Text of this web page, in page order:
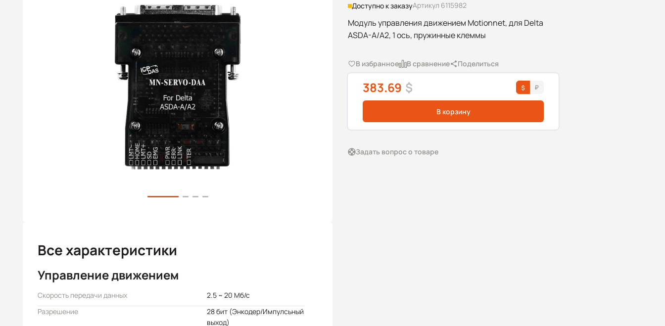
Доступно к заказуАртикул 6115982
Модуль управления движением Motionnet, для Delta
ASDA-A/A2, 1 ось, пружинные клеммы
В избранное В сравнение Поделиться
383.69 $
В корзину
Задать вопрос о товаре
Все характеристики
Управление движением
Скорость передачи данных
2.5 ~ 20 Мб/с
Разрешение
28 бит (Энкодер/Импулсьный
выход)